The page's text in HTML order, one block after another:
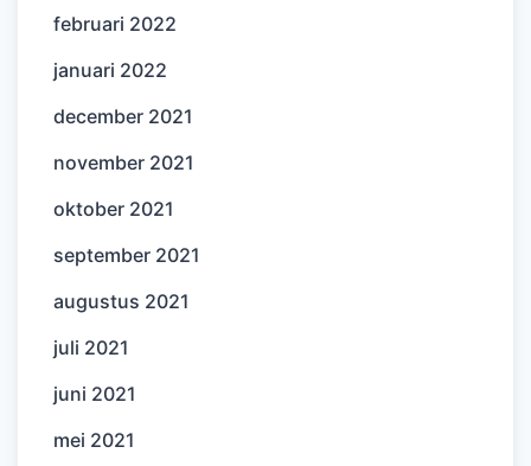
februari 2022
januari 2022
december 2021
november 2021
oktober 2021
september 2021
augustus 2021
juli 2021
juni 2021
mei 2021